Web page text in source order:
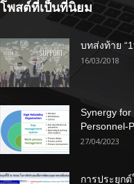
โพสต์ที่เป็นที่นิยม
บทส่งท้าย
16/03/2018
Synergy for
Personnel-
27/04/2023
การประยุก